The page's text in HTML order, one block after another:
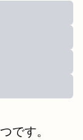
です。